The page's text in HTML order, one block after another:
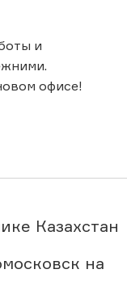
и
офисе!
Казахстан
на